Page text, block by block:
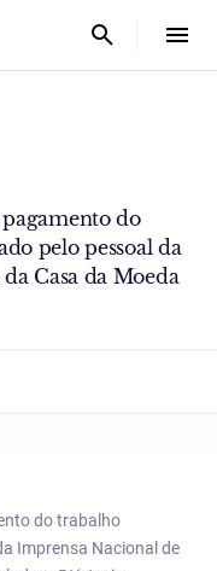
pagamento do
pelo pessoal da
Casa da Moeda
do trabalho
Imprensa Nacional de